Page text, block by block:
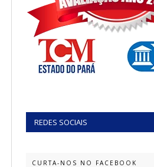
REDES SOCIAIS
CURTA-NOS NO FACEBOOK